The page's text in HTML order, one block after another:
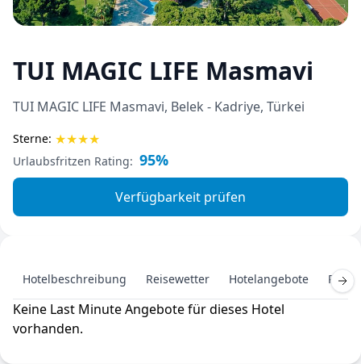
TUI MAGIC LIFE Masmavi
TUI MAGIC LIFE Masmavi, Belek - Kadriye, Türkei
Sterne: ★★★★
Urlaubsfritzen Rating: 95%
Verfügbarkeit prüfen
Hotelbeschreibung Reisewetter Hotelangebote
Keine Last Minute Angebote für dieses Hotel
vorhanden.